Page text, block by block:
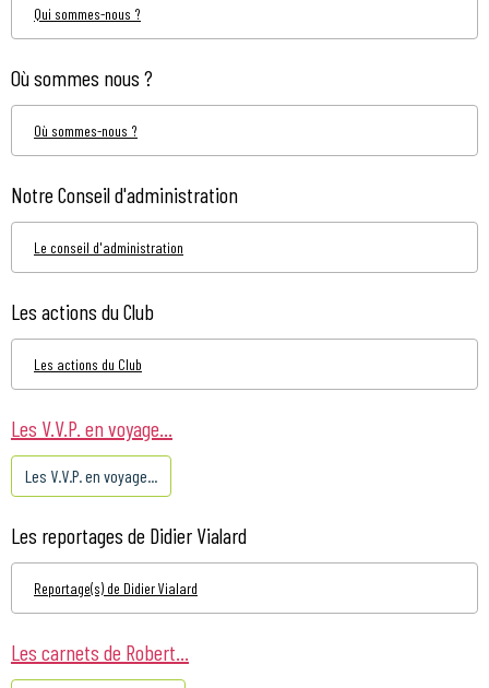
Qui sommes-nous ?
Où sommes nous ?
Où sommes-nous ?
Notre Conseil d'administration
Le conseil d'administration
Les actions du Club
Les actions du Club
Les V.V.P. en voyage...
Les V.V.P. en voyage...
Les reportages de Didier Vialard
Reportage(s) de Didier Vialard
Les carnets de Robert...